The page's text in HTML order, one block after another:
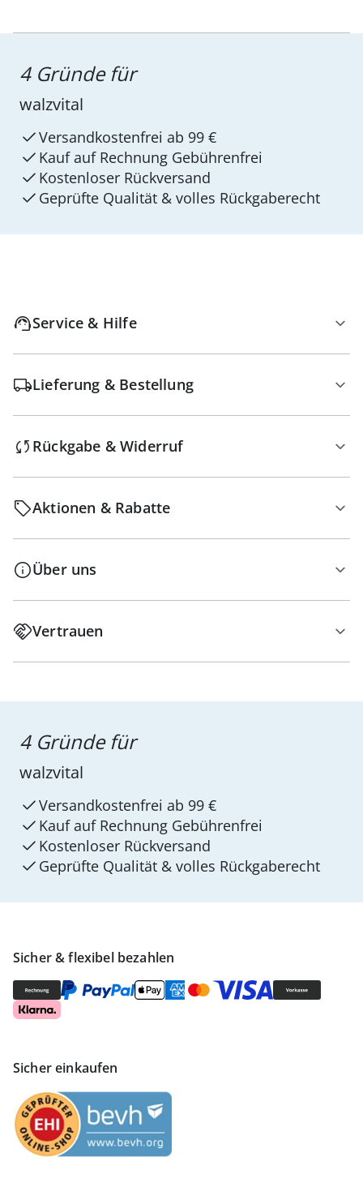
4 Gründe für
walzvital
Versandkostenfrei ab 99 €
Kauf auf Rechnung Gebührenfrei
Kostenloser Rückversand
Geprüfte Qualität & volles Rückgaberecht
Service & Hilfe
Lieferung & Bestellung
Rückgabe & Widerruf
Aktionen & Rabatte
Über uns
Vertrauen
Sicher & flexibel bezahlen
Sicher einkaufen
4 Gründe für
walzvital
Versandkostenfrei ab 99 €
Kauf auf Rechnung Gebührenfrei
Kostenloser Rückversand
Geprüfte Qualität & volles Rückgaberecht